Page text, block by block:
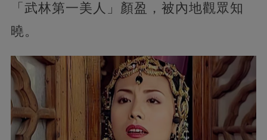
「武林第一美人」顏盈，被內地觀眾知
曉。